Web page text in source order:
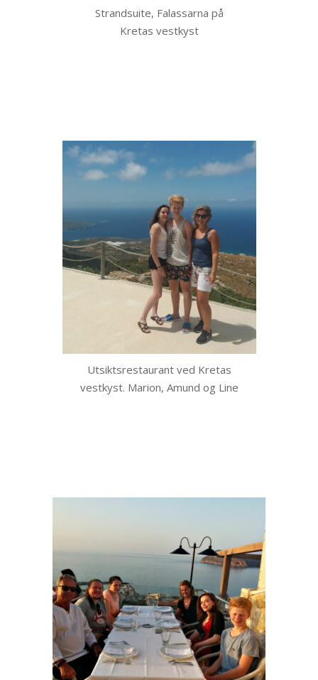
Strandsuite, Falassarna på
Kretas vestkyst
Utsiktsrestaurant ved Kretas
vestkyst. Marion, Amund og Line